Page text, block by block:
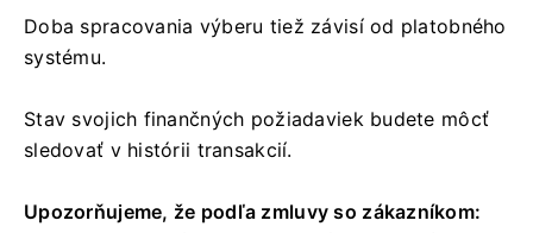
Doba spracovania výberu tiež závisí od platobného
systému.
Stav svojich finančných požiadaviek budete môcť
sledovať v histórii transakcií.
Upozorňujeme, že podľa zmluvy so zákazníkom: